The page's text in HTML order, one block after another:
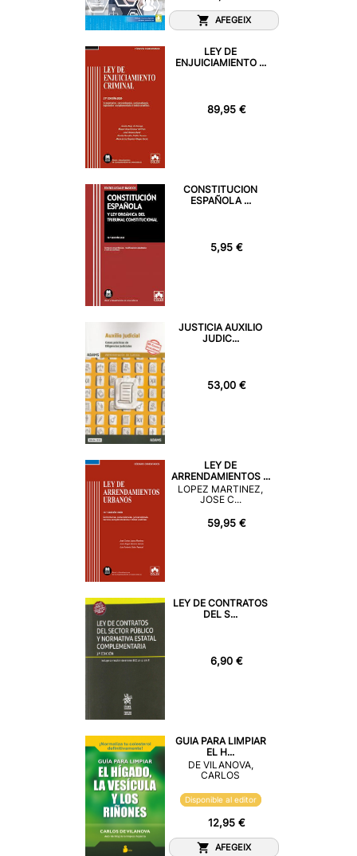
AFEGEIX
LEY DE
ENJUICIAMIENTO ...
89,95 €
CONSTITUCION
ESPAÑOLA ...
5,95 €
JUSTICIA AUXILIO
JUDIC...
53,00 €
LEY DE
ARRENDAMIENTOS ...
LOPEZ MARTINEZ,
JOSE C...
59,95 €
LEY DE CONTRATOS
DEL S...
6,90 €
GUIA PARA LIMPIAR
EL H...
DE VILANOVA,
CARLOS
Disponible al editor
12,95 €
AFEGEIX